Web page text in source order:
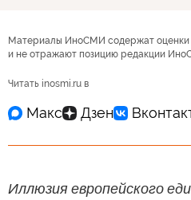
Материалы ИноСМИ содержат
и не отражают позицию редакции
Читать inosmi.ru в
Иллюзия европейского